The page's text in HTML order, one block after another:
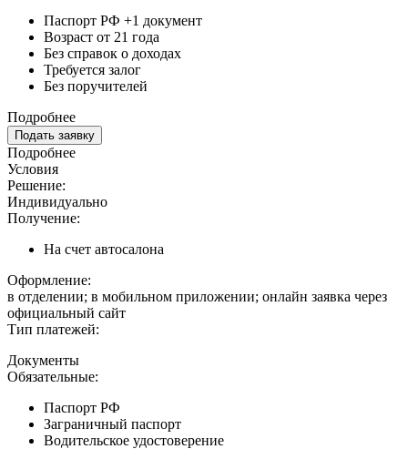
Паспорт РФ +1 документ
Возраст от 21 года
Без справок о доходах
Требуется залог
Без поручителей
Подробнее
Подать заявку
Подробнее
Условия
Решение:
Индивидуально
Получение:
На счет автосалона
Оформление:
в отделении; в мобильном приложении; онлайн заявка через
официальный сайт
Тип платежей:
Документы
Обязательные:
Паспорт РФ
Заграничный паспорт
Водительское удостоверение